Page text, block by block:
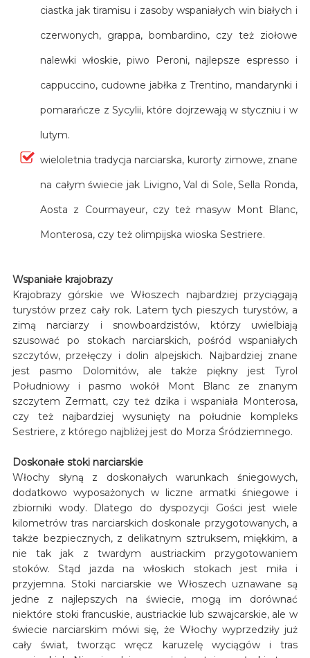
ciastka jak tiramisu i zasoby wspaniałych win białych i
czerwonych, grappa, bombardino, czy też ziołowe
nalewki włoskie, piwo Peroni, najlepsze espresso i
cappuccino, cudowne jabłka z Trentino, mandarynki i
pomarańcze z Sycylii, które dojrzewają w styczniu i w
lutym.
wieloletnia tradycja narciarska, kurorty zimowe, znane
na całym świecie jak Livigno, Val di Sole, Sella Ronda,
Aosta z Courmayeur, czy też masyw Mont Blanc,
Monterosa, czy też olimpijska wioska Sestriere.
Wspaniałe krajobrazy
Krajobrazy górskie we Włoszech najbardziej przyciągają
turystów przez cały rok. Latem tych pieszych turystów, a
zimą narciarzy i snowboardzistów, którzy uwielbiają
szusować po stokach narciarskich, pośród wspaniałych
szczytów, przełęczy i dolin alpejskich. Najbardziej znane
jest pasmo Dolomitów, ale także piękny jest Tyrol
Południowy i pasmo wokół Mont Blanc ze znanym
szczytem Zermatt, czy też dzika i wspaniała Monterosa,
czy też najbardziej wysunięty na południe kompleks
Sestriere, z którego najbliżej jest do Morza Śródziemnego.
Doskonałe stoki narciarskie
Włochy słyną z doskonałych warunkach śniegowych,
dodatkowo wyposażonych w liczne armatki śniegowe i
zbiorniki wody. Dlatego do dyspozycji Gości jest wiele
kilometrów tras narciarskich doskonale przygotowanych, a
także bezpiecznych, z delikatnym sztruksem, miękkim, a
nie tak jak z twardym austriackim przygotowaniem
stoków. Stąd jazda na włoskich stokach jest miła i
przyjemna. Stoki narciarskie we Włoszech uznawane są
jedne z najlepszych na świecie, mogą im dorównać
niektóre stoki francuskie, austriackie lub szwajcarskie, ale w
świecie narciarskim mówi się, że Włochy wyprzedziły już
cały świat, tworząc wręcz karuzelę wyciągów i tras